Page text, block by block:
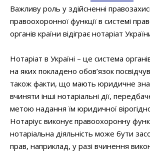
Важливу роль у здійсненні
правоохоронної функції в системі
органів країни відіграє нотаріат
Нотаріат в Україні – це система
на яких покладено обов’язок
також факти, що мають юридичне
вчиняти інші нотаріальні дії,
метою надання їм юридичної
Нотаріус виконує правоохоронну
нотаріальна діяльність може бути
прав, наприклад, у разі вчинення